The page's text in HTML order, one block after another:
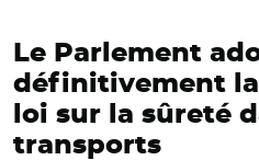
Le Parlement
définitivement
loi sur la sûreté
transports